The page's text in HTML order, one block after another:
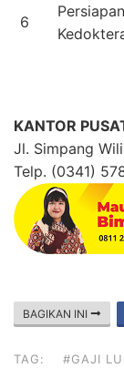
6
KANTOR
Jl. Simpang
Telp. (0341)
BAGIKAN INI
TAG:
#GAJI